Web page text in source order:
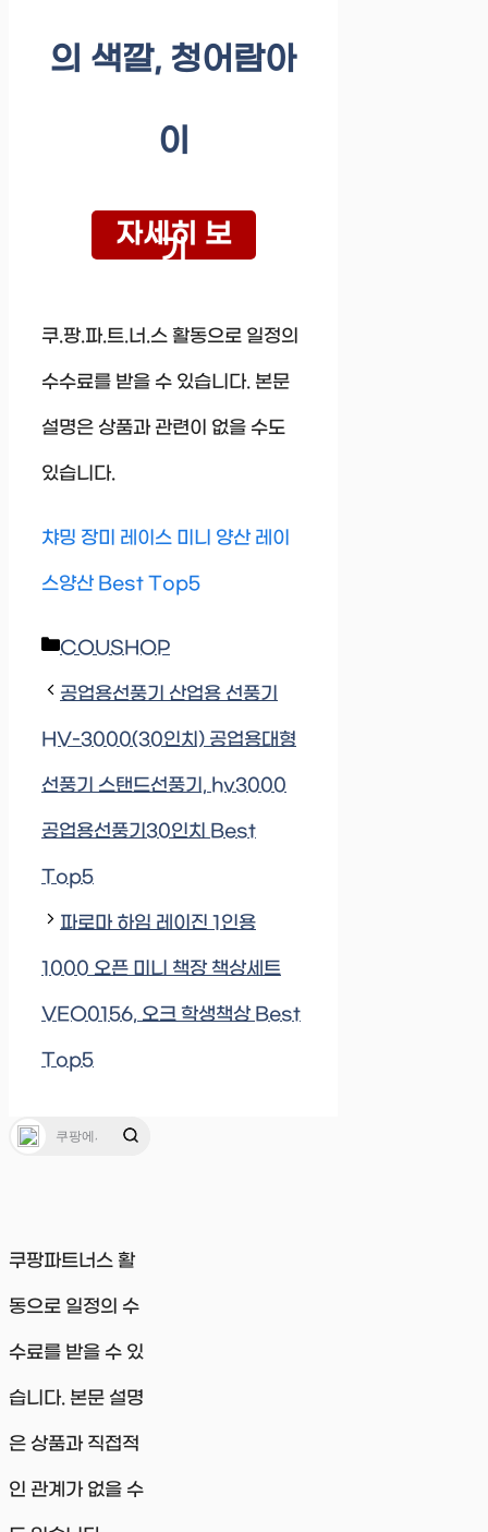
의 색깔, 청어람아
이
자세히 보
기
쿠.팡.파.트.너.스 활동으로 일정의
수수료를 받을 수 있습니다. 본문
설명은 상품과 관련이 없을 수도
있습니다.
챠밍 장미 레이스 미니 양산 레이
스양산 Best Top5
Categories
COUSHOP
공업용선풍기 산업용 선풍기
HV-3000(30인치) 공업용대형
선풍기 스탠드선풍기, hv3000
공업용선풍기30인치 Best
Top5
파로마 하임 레이진 1인용
1000 오픈 미니 책장 책상세트
VEO0156, 오크 학생책상 Best
Top5
쿠팡파트너스 활
동으로 일정의 수
수료를 받을 수 있
습니다. 본문 설명
은 상품과 직접적
인 관계가 없을 수